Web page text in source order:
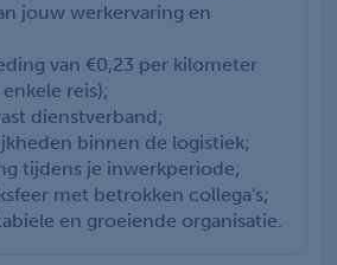
jouw werkervaring en
van €0,23 per kilometer
reis);
dienstverband;
binnen de logistiek;
tijdens je inwerkperiode;
met betrokken collega's;
en groeiende organisatie.